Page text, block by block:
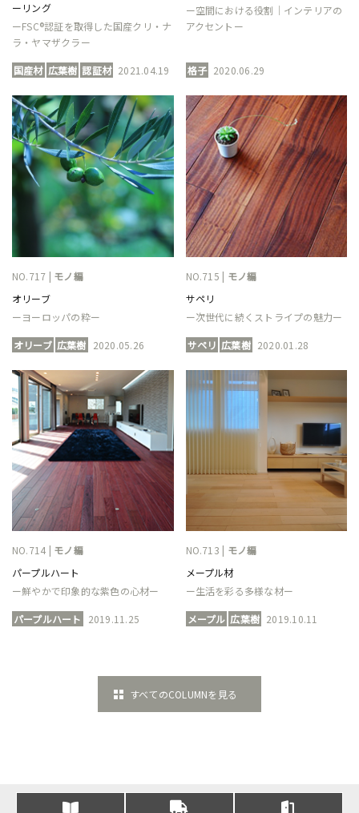
ーリング
ーFSC®認証を取得した国産クリ・ナ
ラ・ヤマザクラー
国産材 広葉樹 認証材 2021.04.19
ー空間における役割｜インテリアの
アクセントー
格子 2020.06.29
NO.717 | モノ編
オリーブ
ーヨーロッパの粋ー
オリーブ 広葉樹 2020.05.26
NO.715 | モノ編
サペリ
ー次世代に続くストライプの魅力ー
サペリ 広葉樹 2020.01.28
NO.714 | モノ編
パープルハート
ー鮮やかで印象的な紫色の心材ー
パープルハート 2019.11.25
NO.713 | モノ編
メープル材
ー生活を彩る多様な材ー
メープル 広葉樹 2019.10.11
すべてのCOLUMNを見る